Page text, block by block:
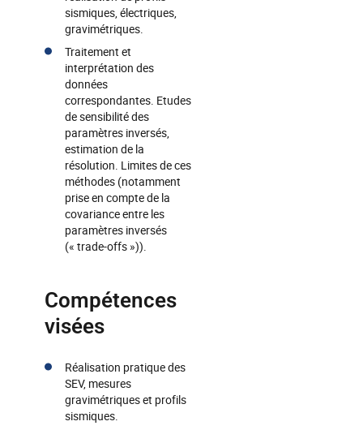
sismiques, électriques,
gravimétriques.
Traitement et
interprétation des
données
correspondantes. Etudes
de sensibilité des
paramètres inversés,
estimation de la
résolution. Limites de ces
méthodes (notamment
prise en compte de la
covariance entre les
paramètres inversés
(« trade-offs »)).
Compétences
visées
Réalisation pratique des
SEV, mesures
gravimétriques et profils
sismiques.